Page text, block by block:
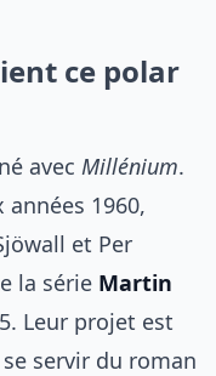
ce polar
avec Millénium.
1960,
et Per
la série Martin
Leur projet est
servir du roman